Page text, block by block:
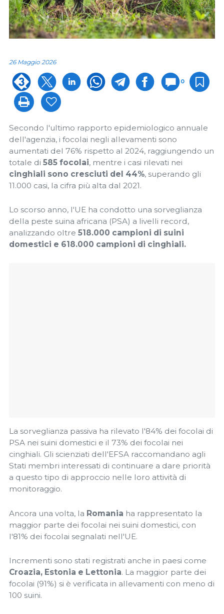
26 Maggio 2026
0
Secondo l'ultimo rapporto epidemiologico annuale
dell'agenzia, i focolai negli allevamenti sono
aumentati del 76% rispetto al 2024, raggiungendo un
totale di 585 focolai, mentre i casi rilevati nei
cinghiali sono cresciuti del 44%, superando gli
11.000 casi, la cifra più alta dal 2021.
Lo scorso anno, l'UE ha condotto una sorveglianza
della peste suina africana (PSA) a livelli record,
analizzando oltre 518.000 campioni di suini
domestici e 618.000 campioni di cinghiali.
La sorveglianza passiva ha rilevato l'84% dei focolai di
PSA nei suini domestici e il 73% dei focolai nei
cinghiali. Gli scienziati dell'EFSA raccomandano agli
Stati membri interessati di continuare a dare priorità
a questo tipo di approccio nelle loro attività di
monitoraggio.
Ancora una volta, la Romania ha rappresentato la
maggior parte dei focolai nei suini domestici, con
l'81% dei focolai segnalati nell'UE.
Incrementi sono stati registrati anche in paesi come
Croazia, Estonia e Lettonia. La maggior parte dei
focolai (91%) si è verificata in allevamenti con meno di
100 suini.